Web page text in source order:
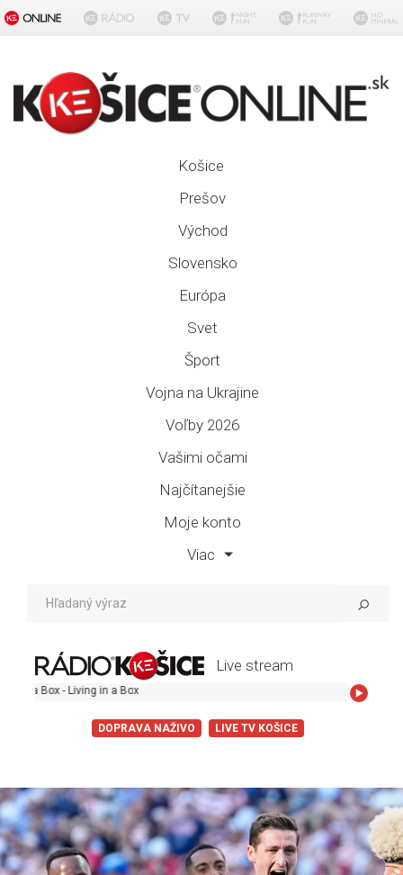
Košice
Prešov
Východ
Slovensko
Európa
Svet
Šport
Vojna na Ukrajine
Voľby 2026
Vašimi očami
Najčítanejšie
Moje konto
Viac
Live stream
Living in a
DOPRAVA NAŽIVO LIVE TV KOŠICE